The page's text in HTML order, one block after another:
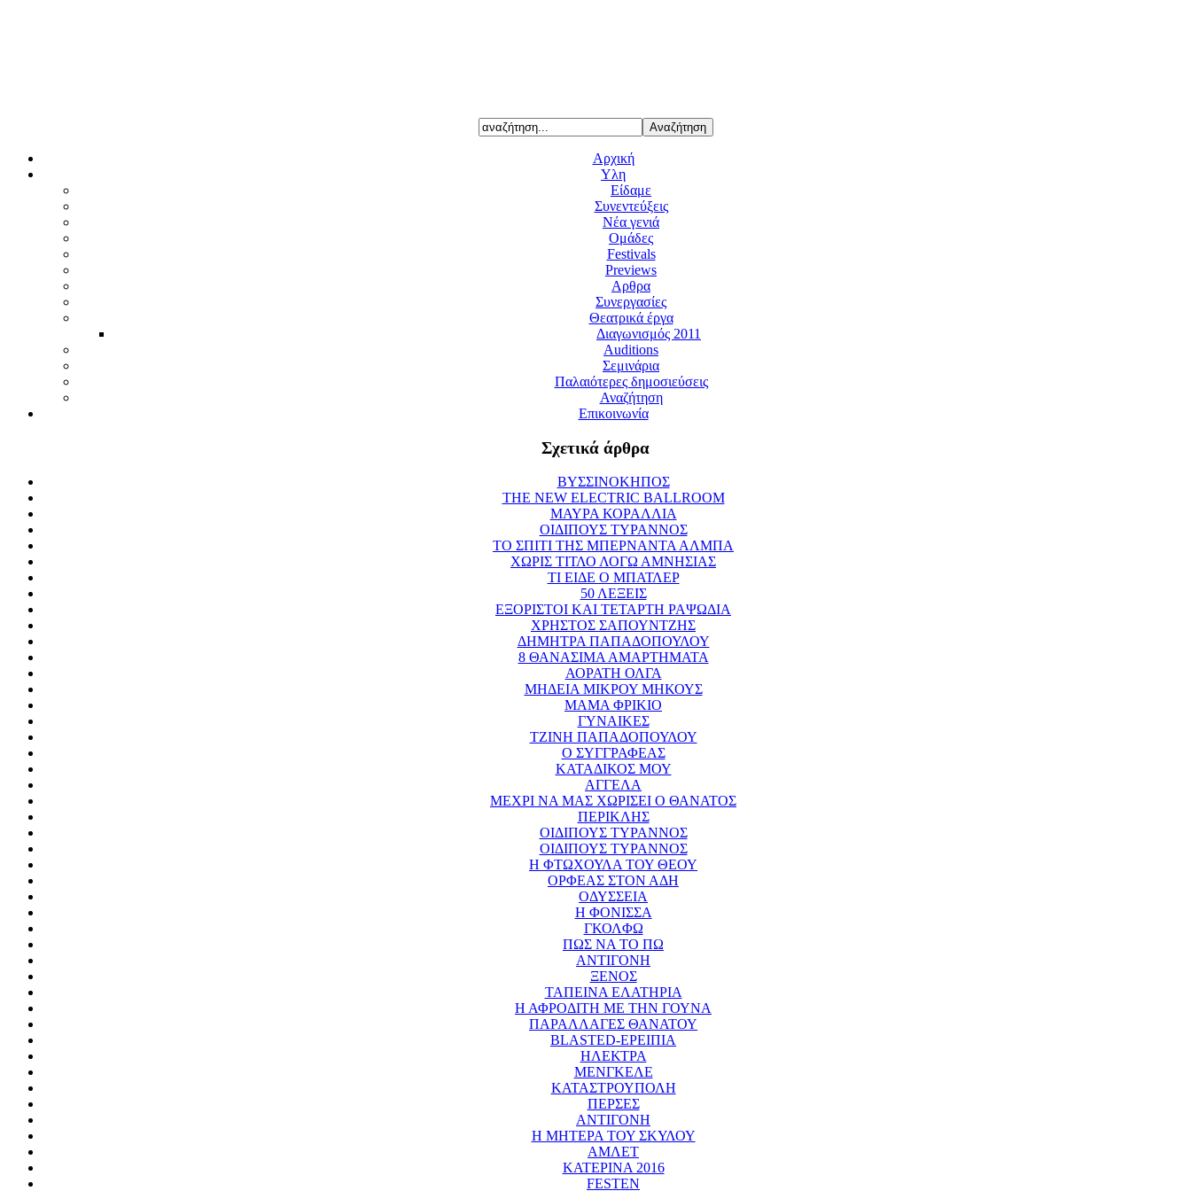
Αρχική
Υλη
Είδαμε
Συνεντεύξεις
Νέα γενιά
Ομάδες
Festivals
Previews
Αρθρα
Συνεργασίες
Θεατρικά έργα
Διαγωνισμός 2011
Auditions
Σεμινάρια
Παλαιότερες δημοσιεύσεις
Αναζήτηση
Επικοινωνία
Σχετικά άρθρα
ΒΥΣΣΙΝΟΚΗΠΟΣ
THE NEW ELECTRIC BALLROOM
ΜΑΥΡΑ ΚΟΡΑΛΛΙΑ
ΟΙΔΙΠΟΥΣ ΤΥΡΑΝΝΟΣ
ΤΟ ΣΠΙΤΙ ΤΗΣ ΜΠΕΡΝΑΝΤΑ ΑΛΜΠΑ
ΧΩΡΙΣ ΤΙΤΛΟ ΛΟΓΩ ΑΜΝΗΣΙΑΣ
ΤΙ ΕΙΔΕ Ο ΜΠΑΤΛΕΡ
50 ΛΕΞΕΙΣ
ΕΞΟΡΙΣΤΟΙ ΚΑΙ ΤΕΤΑΡΤΗ ΡΑΨΩΔΙΑ
ΧΡΗΣΤΟΣ ΣΑΠΟΥΝΤΖΗΣ
ΔΗΜΗΤΡΑ ΠΑΠΑΔΟΠΟΥΛΟΥ
8 ΘΑΝΑΣΙΜΑ ΑΜΑΡΤΗΜΑΤΑ
ΑΟΡΑΤΗ ΟΛΓΑ
ΜΗΔΕΙΑ ΜΙΚΡΟΥ ΜΗΚΟΥΣ
ΜΑΜΑ ΦΡΙΚΙΟ
ΓΥΝΑΙΚΕΣ
ΤΖΙΝΗ ΠΑΠΑΔΟΠΟΥΛΟΥ
Ο ΣΥΓΓΡΑΦΕΑΣ
ΚΑΤΑΔΙΚΟΣ ΜΟΥ
ΑΓΓΕΛΑ
ΜΕΧΡΙ ΝΑ ΜΑΣ ΧΩΡΙΣΕΙ Ο ΘΑΝΑΤΟΣ
ΠΕΡΙΚΛΗΣ
ΟΙΔΙΠΟΥΣ ΤΥΡΑΝΝΟΣ
ΟΙΔΙΠΟΥΣ ΤΥΡΑΝΝΟΣ
Η ΦΤΩΧΟΥΛΑ ΤΟΥ ΘΕΟΥ
ΟΡΦΕΑΣ ΣΤΟΝ ΑΔΗ
ΟΔΥΣΣΕΙΑ
Η ΦΟΝΙΣΣΑ
ΓΚΟΛΦΩ
ΠΩΣ ΝΑ ΤΟ ΠΩ
ΑΝΤΙΓΟΝΗ
ΞΕΝΟΣ
ΤΑΠΕΙΝΑ ΕΛΑΤΗΡΙΑ
Η ΑΦΡΟΔΙΤΗ ΜΕ ΤΗΝ ΓΟΥΝΑ
ΠΑΡΑΛΛΑΓΕΣ ΘΑΝΑΤΟΥ
BLASTED-ΕΡΕΙΠΙΑ
ΗΛΕΚΤΡΑ
ΜΕΝΓΚΕΛΕ
ΚΑΤΑΣΤΡΟΥΠΟΛΗ
ΠΕΡΣΕΣ
ΑΝΤΙΓΟΝΗ
Η ΜΗΤΕΡΑ ΤΟΥ ΣΚΥΛΟΥ
ΑΜΛΕΤ
ΚΑΤΕΡΙΝΑ 2016
FESTEN